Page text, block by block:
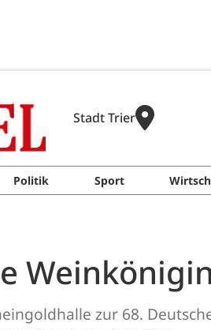
Stadt Trier
Politik Sport
Weinkönigin
zur 68.